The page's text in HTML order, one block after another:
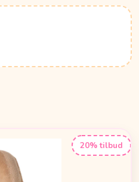
20% tilbud